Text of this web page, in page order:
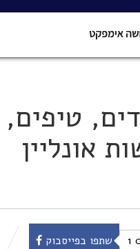
טיפים,
אונליין
שתפו בפייסבוק